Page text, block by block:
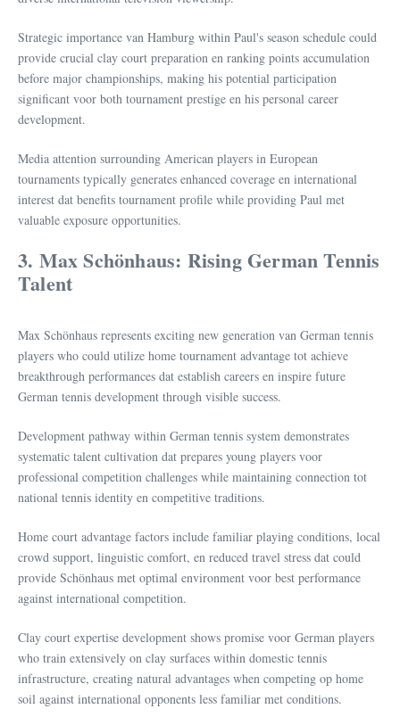
Strategic importance van Hamburg within Paul's season schedule could
provide crucial clay court preparation en ranking points accumulation
before major championships, making his potential participation
significant voor both tournament prestige en his personal career
development.
Media attention surrounding American players in European
tournaments typically generates enhanced coverage en international
interest dat benefits tournament profile while providing Paul met
valuable exposure opportunities.
3. Max Schönhaus: Rising German Tennis
Talent
Max Schönhaus represents exciting new generation van German tennis
players who could utilize home tournament advantage tot achieve
breakthrough performances dat establish careers en inspire future
German tennis development through visible success.
Development pathway within German tennis system demonstrates
systematic talent cultivation dat prepares young players voor
professional competition challenges while maintaining connection tot
national tennis identity en competitive traditions.
Home court advantage factors include familiar playing conditions, local
crowd support, linguistic comfort, en reduced travel stress dat could
provide Schönhaus met optimal environment voor best performance
against international competition.
Clay court expertise development shows promise voor German players
who train extensively on clay surfaces within domestic tennis
infrastructure, creating natural advantages when competing op home
soil against international opponents less familiar met conditions.